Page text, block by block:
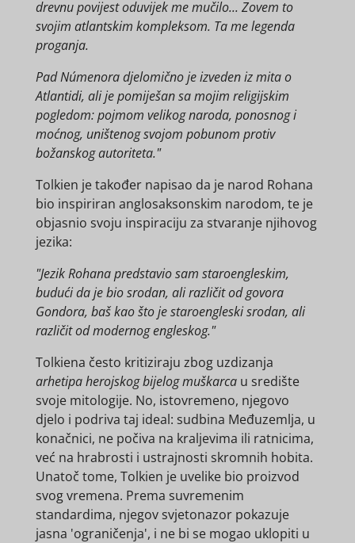
drevnu povijest oduvijek me mučilo... Zovem to
svojim atlantskim kompleksom. Ta me legenda
proganja.
Pad Númenora djelomično je izveden iz mita o
Atlantidi, ali je pomiješan sa mojim religijskim
pogledom: pojmom velikog naroda, ponosnog i
moćnog, uništenog svojom pobunom protiv
božanskog autoriteta."
Tolkien je također napisao da je narod Rohana
bio inspiriran anglosaksonskim narodom, te je
objasnio svoju inspiraciju za stvaranje njihovog
jezika:
"Jezik Rohana predstavio sam staroengleskim,
budući da je bio srodan, ali različit od govora
Gondora, baš kao što je staroengleski srodan, ali
različit od modernog engleskog."
Tolkiena često kritiziraju zbog uzdizanja
arhetipa herojskog bijelog muškarcau središte
svoje mitologije. No, istovremeno, njegovo
djelo i podriva taj ideal: sudbina Međuzemlja, u
konačnici, ne počiva na kraljevima ili ratnicima,
već na hrabrosti i ustrajnosti skromnih hobita.
Unatoč tome, Tolkien je uvelike bio proizvod
svog vremena. Prema suvremenim
standardima, njegov svjetonazor pokazuje
jasna 'ograničenja', i ne bi se mogao uklopiti u